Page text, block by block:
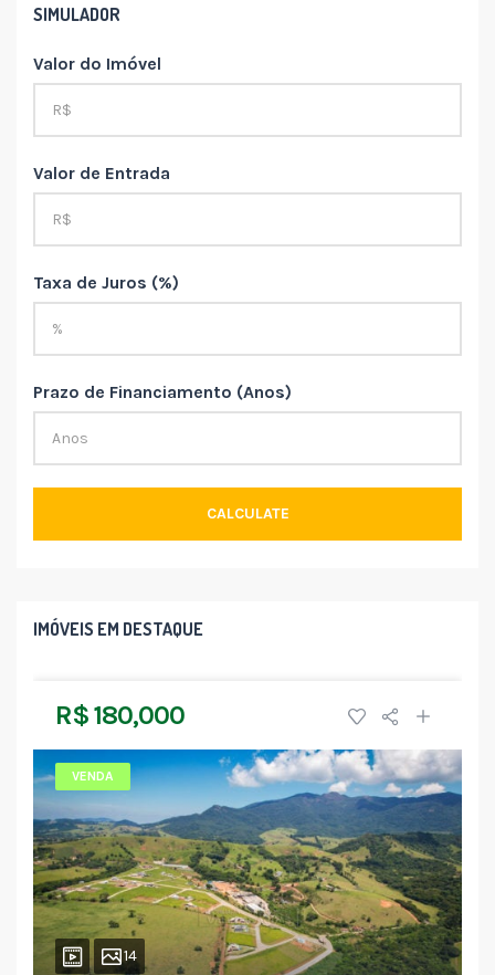
SIMULADOR
Valor do Imóvel
Valor de Entrada
Taxa de Juros (%)
Prazo de Financiamento (Anos)
CALCULATE
IMÓVEIS EM DESTAQUE
R$ 180,000
VENDA
14